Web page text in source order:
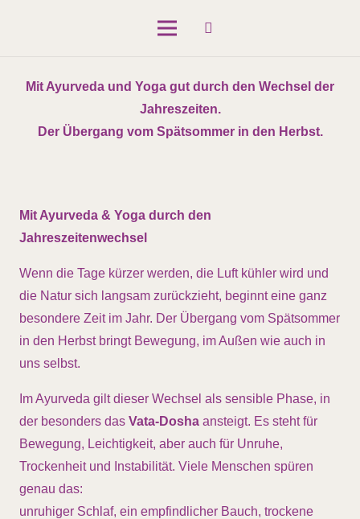
Mit Ayurveda und Yoga gut durch den Wechsel der
Jahreszeiten.
Der Übergang vom Spätsommer in den Herbst.
Mit Ayurveda & Yoga durch den
Jahreszeitenwechsel
Wenn die Tage kürzer werden, die Luft kühler wird und
die Natur sich langsam zurückzieht, beginnt eine ganz
besondere Zeit im Jahr. Der Übergang vom Spätsommer
in den Herbst bringt Bewegung, im Außen wie auch in
uns selbst.
Im Ayurveda gilt dieser Wechsel als sensible Phase, in
der besonders das Vata-Dosha ansteigt. Es steht für
Bewegung, Leichtigkeit, aber auch für Unruhe,
Trockenheit und Instabilität. Viele Menschen spüren
genau das:
unruhiger Schlaf, ein empfindlicher Bauch, trockene